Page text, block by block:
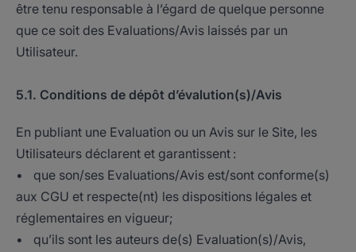
être tenu responsable à l’égard de quelque personne
que ce soit des Evaluations/Avis laissés par un
Utilisateur.
5.1. Conditions de dépôt d’évalution(s)/Avis
En publiant une Evaluation ou un Avis sur le Site, les
Utilisateurs déclarent et garantissent :
• que son/ses Evaluations/Avis est/sont conforme(s)
aux CGU et respecte(nt) les dispositions légales et
réglementaires en vigueur;
• qu’ils sont les auteurs de(s) Evaluation(s)/Avis,